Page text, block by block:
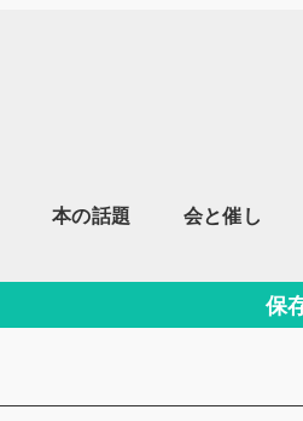
本の話題 会と催し
保